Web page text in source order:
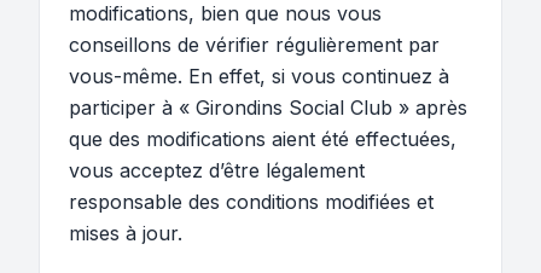
modifications, bien que nous vous
conseillons de vérifier régulièrement par
vous-même. En effet, si vous continuez à
participer à « Girondins Social Club » après
que des modifications aient été effectuées,
vous acceptez d’être légalement
responsable des conditions modifiées et
mises à jour.